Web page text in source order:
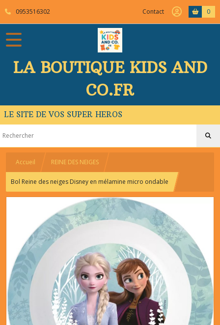
0953516302 Contact 0
LA BOUTIQUE KIDS AND
CO.FR
LE SITE DE VOS SUPER HEROS
Accueil REINE DES NEIGES
Bol Reine des neiges Disney en mélamine micro ondable